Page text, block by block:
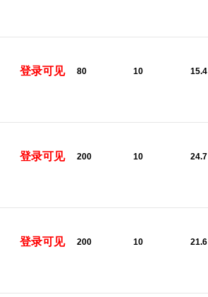
登录可见 80 10 15.4
登录可见 200 10 24.7
登录可见 200 10 21.6